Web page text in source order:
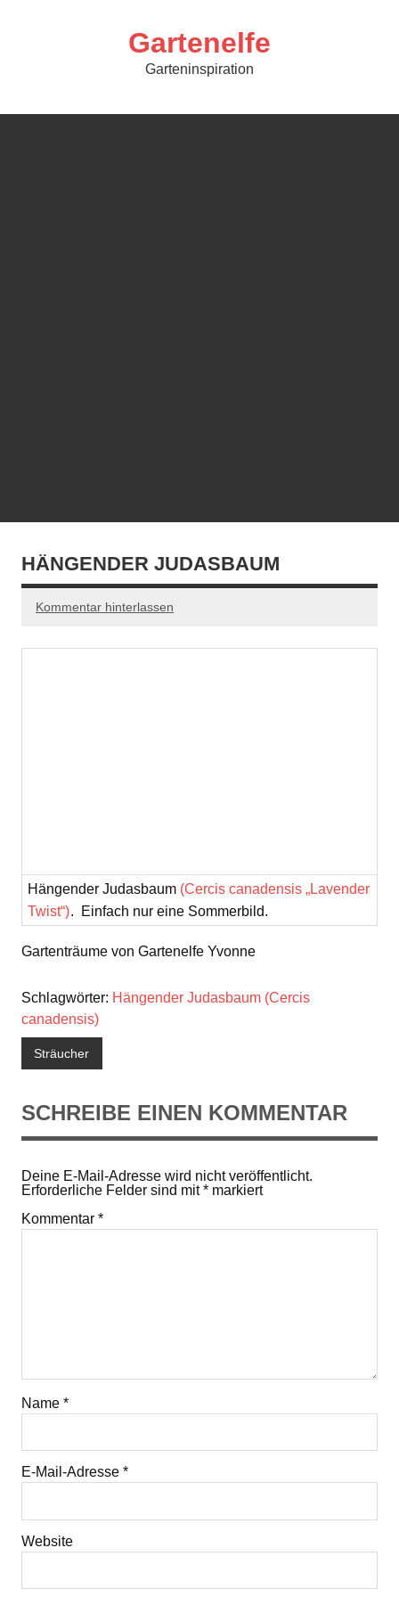
Gartenelfe
Garteninspiration
HÄNGENDER JUDASBAUM
Kommentar hinterlassen
Hängender Judasbaum (Cercis canadensis „Lavender
Twist“). Einfach nur eine Sommerbild.
Gartenträume von Gartenelfe Yvonne
Schlagwörter: Hängender Judasbaum (Cercis
canadensis)
Sträucher
SCHREIBE EINEN KOMMENTAR
Deine E-Mail-Adresse wird nicht veröffentlicht.
Erforderliche Felder sind mit* markiert
Kommentar *
Name *
E-Mail-Adresse *
Website